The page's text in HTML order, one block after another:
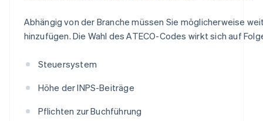
Abhängig von der Branche müssen Sie möglicherweise
hinzufügen. Die Wahl des ATECO-Codes wirkt sich auf
Steuersystem
Höhe der INPS-Beiträge
Pflichten zur Buchführung